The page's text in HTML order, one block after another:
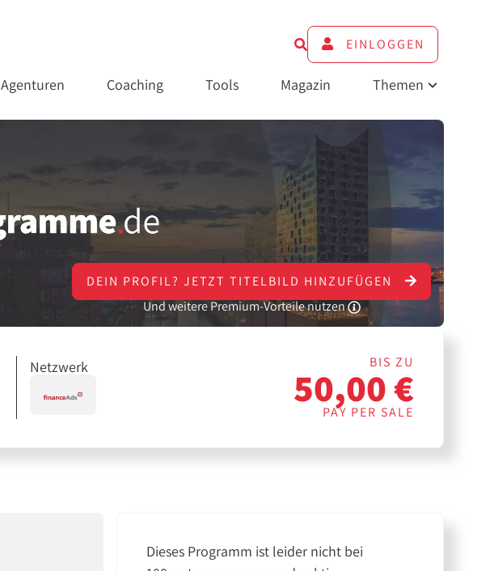
EINLOGGEN
Agenturen Coaching Tools Magazin Themen
DEIN PROFIL? JETZT TITELBILD HINZUFÜGEN
Und weitere Premium-Vorteile nutzen
Netzwerk BIS ZU
50,00 €
PAY PER SALE
Dieses Programm ist leider nicht bei